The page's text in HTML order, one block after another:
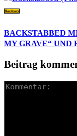
Hardcore
BACKSTABBED
MY GRAVE“ UND
Beitrag